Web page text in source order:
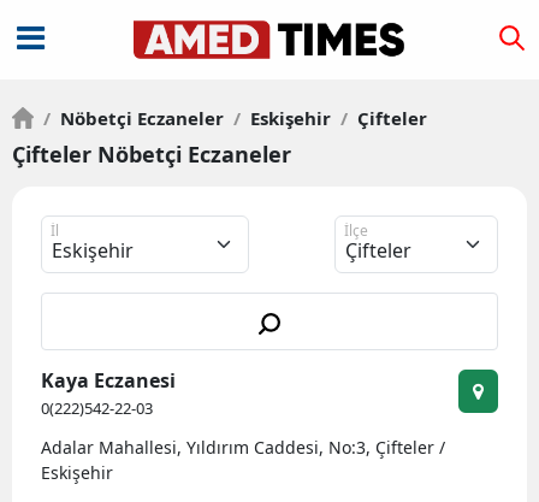
/ Nöbetçi Eczaneler / Eskişehir / Çifteler
Çifteler Nöbetçi Eczaneler
İl İlçe
Kaya Eczanesi
0(222)542-22-03
Adalar Mahallesi, Yıldırım Caddesi, No:3, Çifteler /
Eskişehir